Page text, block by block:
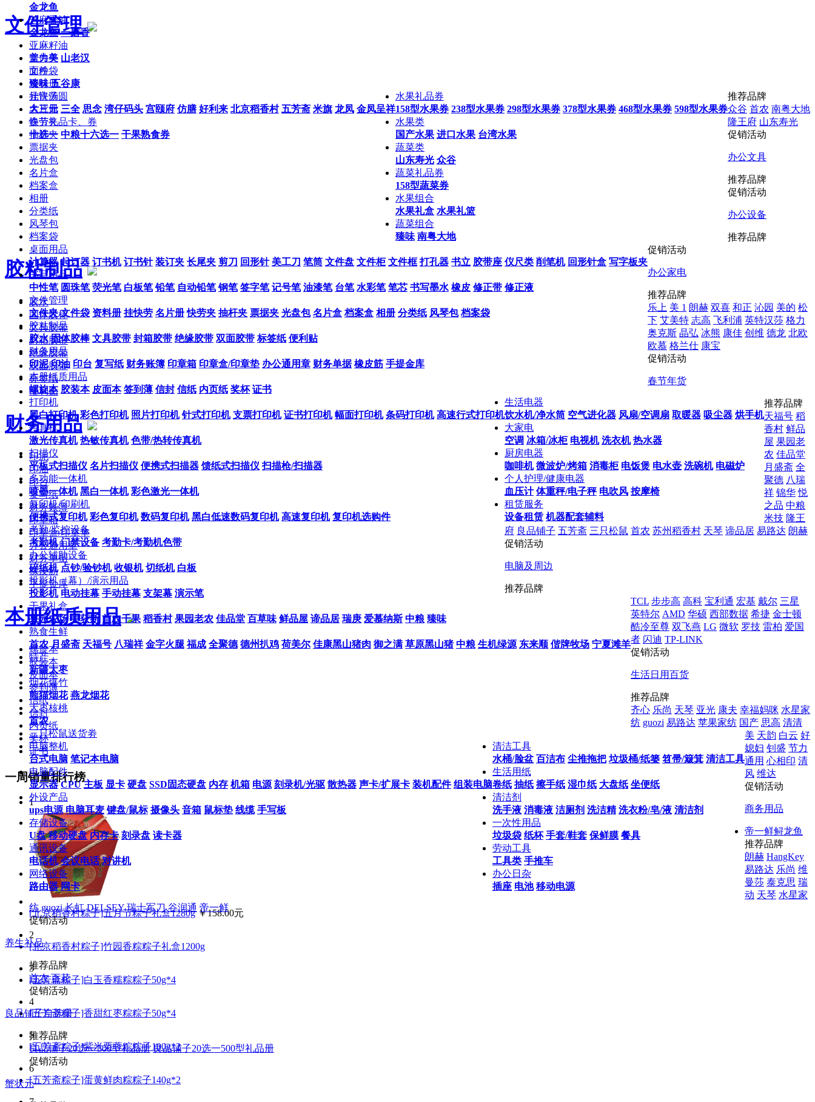
金龙鱼
芝麻香油
金龙鱼 一磨香
亚麻籽油
盖力美 山老汉
面粉
臻味 五谷康
元宵汤圆
大三元 三全 思念 湾仔码头 宫颐府 仿膳 好利来 北京稻香村 五芳斋 米旗 龙凤 金凤呈祥
春节礼品卡、券
十选一 中粮十六选一 干果熟食券
水果礼品券
158型水果券 238型水果券 298型水果券 378型水果券 468型水果券 598型水果券
水果类
国产水果 进口水果 台湾水果
蔬菜类
山东寿光 众谷
蔬菜礼品券
158型蔬菜券
水果组合
水果礼盒 水果礼篮
蔬菜组合
臻味 南粤大地
推荐品牌
众谷 首农 南粤大地
隆王府 山东寿光
促销活动
办公文具
桌面用品
计算器 起订器 订书机 订书针 装订夹 长尾夹 剪刀 回形针 美工刀 笔筒 文件盘 文件柜 文件框 打孔器 书立 胶带座 仪尺类 削笔机 回形针盒 写字板夹
书写用品
中性笔 圆珠笔 荧光笔 白板笔 铅笔 自动铅笔 钢笔 签字笔 记号笔 油漆笔 台笔 水彩笔 笔芯 书写墨水 橡皮 修正带 修正液
文件管理
文件夹 文件袋 资料册 挂快劳 名片册 快劳夹 抽杆夹 票据夹 光盘包 名片盒 档案盒 相册 分类纸 风琴包 档案袋
胶粘制品
胶水 固体胶棒 文具胶带 封箱胶带 绝缘胶带 双面胶带 标签纸 便利贴
财务用品
印泥 印油 印台 复写纸 财务账簿 印章箱 印章盒/印章垫 办公通用章 财务单据 橡皮筋 手提金库
本册纸质用品
螺旋本 胶装本 皮面本 签到薄 信封 信纸 内页纸 奖杯 证书
推荐品牌
促销活动
办公设备
打印机
黑白打印机 彩色打印机 照片打印机 针式打印机 支票打印机 证书打印机 幅面打印机 条码打印机 高速行式打印机
传真机
激光传真机 热敏传真机 色带/热转传真机
扫描仪
平板式扫描仪 名片扫描仪 便携式扫描器 馈纸式扫描仪 扫描枪/扫描器
多功能一体机
喷墨一体机 黑白一体机 彩色激光一体机
复印机/印刷机
便携式复印机 彩色复印机 数码复印机 黑白低速数码复印机 高速复印机 复印机选购件
考勤/监控设备
考勤机 门禁设备 考勤卡/考勤机色带
办公辅助设备
碎纸机 点钞/验钞机 收银机 切纸机 白板
投影机（幕）/演示用品
投影机 电动挂幕 手动挂幕 支架幕 演示笔
推荐品牌
促销活动
办公家电
生活电器
饮水机/净水筒 空气进化器 风扇/空调扇 取暖器 吸尘器 烘手机
大家电
空调 冰箱/冰柜 电视机 洗衣机 热水器
厨房电器
咖啡机 微波炉/烤箱 消毒柜 电饭煲 电水壶 洗碗机 电磁炉
个人护理/健康电器
血压计 体重秤/电子秤 电吹风 按摩椅
租赁服务
设备租赁 机器配套辅料
推荐品牌
乐上 美 1 朗赫 双喜 和正 沁园 美的 松
下 艾美特 志高 飞利浦 英特汉莎 格力
奥克斯 晶弘 冰熊 康佳 创维 德龙 北欧
欧慕 格兰仕 康宝
促销活动
春节年货
干果礼盒
果园农场 美荻斯 首农干果 稻香村 果园老农 佳品堂 百草味 鲜品屋 谛品居 瑞庚 爱慕纳斯 中粮 臻味
熟食生鲜
首农 月盛斋 天福号 八瑞祥 金字火腿 福成 全聚德 德州扒鸡 荷美尔 佳康黑山猪肉 御之满 草原黑山猪 中粮 生机绿源 东来顺 偕牌牧场 宁夏滩羊
特产
新疆大枣
烟花爆竹
熊猫烟花 燕龙烟花
大枣核桃
首农
三只松鼠送货劵
推荐品牌
天福号 稻
香村 鲜品
屋 果园老
农 佳品堂
月盛斋 全
聚德 八瑞
祥 锦华 悦
之品 中粮
米技 隆王
府 良品铺子 五芳斋 三只松鼠 首农 苏州稻香村 天琴 谛品居 易路达 朗赫
促销活动
电脑及周边
电脑整机
台式电脑 笔记本电脑
电脑配件
显示器 CPU 主板 显卡 硬盘 SSD固态硬盘 内存 机箱 电源 刻录机/光驱 散热器 声卡/扩展卡 装机配件 组装电脑
外设产品
ups电源 电脑耳麦 键盘/鼠标 摄像头 音箱 鼠标垫 线缆 手写板
存储设备
U盘 移动硬盘 内存卡 刻录盘 读卡器
通讯设备
电话机 会议电话 对讲机
网络设备
路由器 网卡
推荐品牌
TCL 步步高 高科 宝利通 宏基 戴尔 三星
英特尔 AMD 华硕 西部数据 希捷 金士顿
酷冷至尊 双飞燕 LG 微软 罗技 雷柏 爱国
者 闪迪 TP-LINK
促销活动
生活日用百货
清洁工具
水桶/脸盆 百洁布 尘推拖把 垃圾桶/纸篓 笤帚/簸箕 清洁工具
生活用纸
卷纸 抽纸 擦手纸 湿巾纸 大盘纸 坐便纸
清洁剂
洗手液 消毒液 洁厕剂 洗洁精 洗衣粉/皂/液 清洁剂
一次性用品
垃圾袋 纸杯 手套/鞋套 保鲜膜 餐具
劳动工具
工具类 手推车
办公日杂
插座 电池 移动电源
推荐品牌
齐心 乐尚 天琴 亚光 康夫 幸福妈咪 水星家
纺 guozi 易路达 苹果家纺 国产 思高 清清
美 天韵 白云 好
媳妇 钊盛 节力
通用 心相印 清
风 维达
促销活动
商务用品
帝一鲜鲟龙鱼
推荐品牌
朗赫 HangKey
易路达 乐尚 维
曼莎 泰克思 瑞
动 天琴 水星家
纺 guozi 长虹 DELSEY 瑞士军刀 谷润通 帝一鲜
促销活动
养生补品
推荐品牌
首农 百花
促销活动
良品铺子自选册
推荐品牌
良品铺子20选一300型礼品册 良品铺子20选一500型礼品册
促销活动
蟹状元
文件管理
文件夹
文件袋
资料册
挂快劳
名片册
快劳夹
抽杆夹
票据夹
光盘包
名片盒
档案盒
相册
分类纸
风琴包
档案袋
胶粘制品
胶水
固体胶棒
文具胶带
封箱胶带
绝缘胶带
双面胶带
标签纸
便利贴
财务用品
印泥
印油
印台
复写纸
财务账簿
印章箱
印章盒/印章垫
办公通用章
财务单据
橡皮筋
手提金库
本册纸质用品
螺旋本
胶装本
皮面本
签到薄
信纸
信封
内页纸
奖杯
证书
一周销量排行榜
1
[北京稻香村粽子]五月节粽子礼盒1280g ￥158.00元
2
[北京稻香村粽子]竹园香粽粽子礼盒1200g
3
[五芳斋粽子]白玉香糯粽粽子50g*4
4
[五芳斋粽子]香甜红枣粽粽子50g*4
5
[五芳斋粽子]紫米栗蓉粽粽子100g*2
6
[五芳斋粽子]蛋黄鲜肉粽粽子140g*2